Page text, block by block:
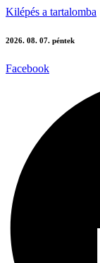
Kilépés a tartalomba
2026. 08. 07. péntek
Facebook